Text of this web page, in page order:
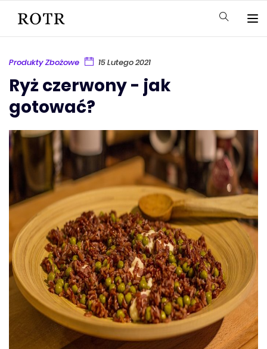
Produkty Zbożowe 15 Lutego 2021
Ryż czerwony - jak
gotować?